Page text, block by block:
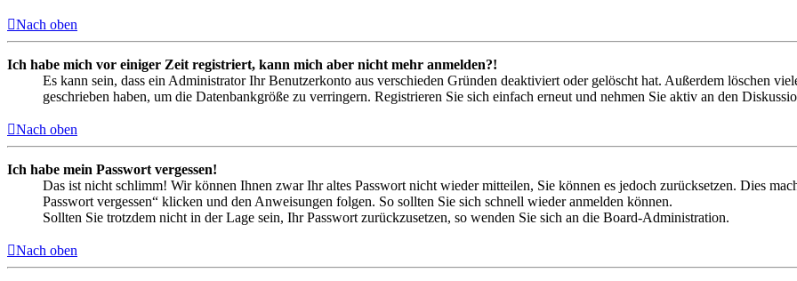
Nach oben
Ich habe mich vor einiger Zeit registriert, kann mich aber nicht mehr anmelden?!
Es kann sein, dass ein Administrator Ihr Benutzerkonto aus verschieden Gründen deaktiviert oder gelöscht hat. Außerdem löschen
geschrieben haben, um die Datenbankgröße zu verringern. Registrieren Sie sich einfach erneut und nehmen Sie aktiv an den
Nach oben
Ich habe mein Passwort vergessen!
Das ist nicht schlimm! Wir können Ihnen zwar Ihr altes Passwort nicht wieder mitteilen, Sie können es jedoch zurücksetzen. Dies
Passwort vergessen“ klicken und den Anweisungen folgen. So sollten Sie sich schnell wieder anmelden können.
Sollten Sie trotzdem nicht in der Lage sein, Ihr Passwort zurückzusetzen, so wenden Sie sich an die Board-Administration.
Nach oben